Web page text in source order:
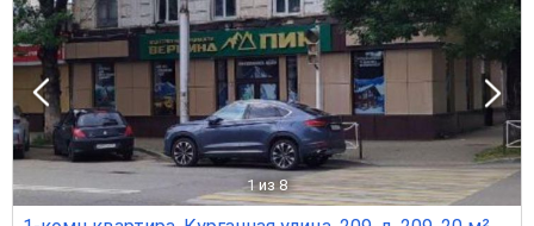
1 из 8